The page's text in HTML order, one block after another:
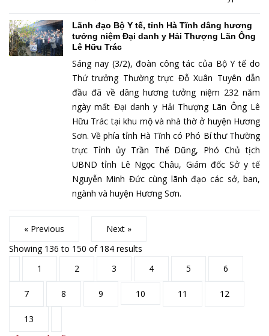
Lãnh đạo Bộ Y tế, tỉnh Hà Tĩnh dâng hương
tưởng niệm Đại danh y Hải Thượng Lãn Ông
Lê Hữu Trác
Sáng nay (3/2), đoàn công tác của Bộ Y tế do
Thứ trưởng Thường trực Đỗ Xuân Tuyên dẫn
đầu đã về dâng hương tưởng niệm 232 năm
ngày mất Đại danh y Hải Thượng Lãn Ông Lê
Hữu Trác tại khu mộ và nhà thờ ở huyện Hương
Sơn. Về phía tỉnh Hà Tĩnh có Phó Bí thư Thường
trực Tỉnh ủy Trần Thế Dũng, Phó Chủ tịch
UBND tỉnh Lê Ngọc Châu, Giám đốc Sở y tế
Nguyễn Minh Đức cùng lãnh đạo các sở, ban,
ngành và huyện Hương Sơn.
« Previous
Next »
Showing 136 to 150 of 184 results
1
2 3 4 5 6
7 8 9 10 11 12
13